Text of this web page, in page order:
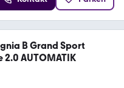
B Grand Sport
2.0 AUTOMATIK